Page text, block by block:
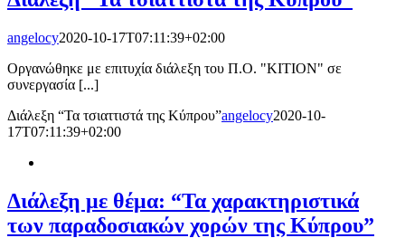
angelocy2020-10-17T07:11:39+02:00
Οργανώθηκε με επιτυχία διάλεξη του Π.Ο. "ΚΙΤΙΟΝ" σε
συνεργασία [...]
Διάλεξη “Τα τσιαττιστά της Κύπρου”angelocy2020-10-
17T07:11:39+02:00
Διάλεξη με θέμα: “Τα χαρακτηριστικά
των παραδοσιακών χορών της Κύπρου”